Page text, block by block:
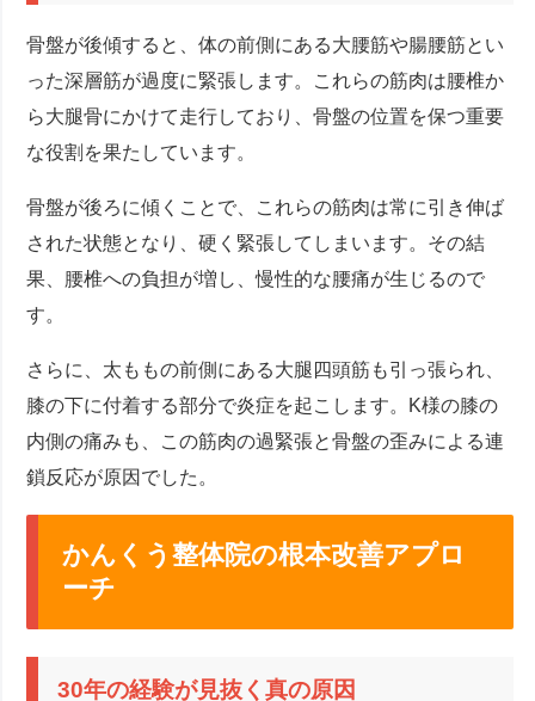
骨盤が後傾すると、体の前側にある大腰筋や腸腰筋とい
った深層筋が過度に緊張します。これらの筋肉は腰椎か
ら大腿骨にかけて走行しており、骨盤の位置を保つ重要
な役割を果たしています。
骨盤が後ろに傾くことで、これらの筋肉は常に引き伸ば
された状態となり、硬く緊張してしまいます。その結
果、腰椎への負担が増し、慢性的な腰痛が生じるので
す。
さらに、太ももの前側にある大腿四頭筋も引っ張られ、
膝の下に付着する部分で炎症を起こします。K様の膝の
内側の痛みも、この筋肉の過緊張と骨盤の歪みによる連
鎖反応が原因でした。
かんくう整体院の根本改善アプロ
ーチ
30年の経験が見抜く真の原因